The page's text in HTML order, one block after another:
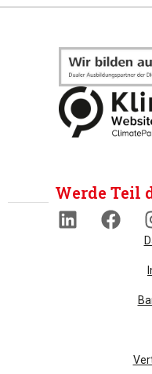
Werde Teil